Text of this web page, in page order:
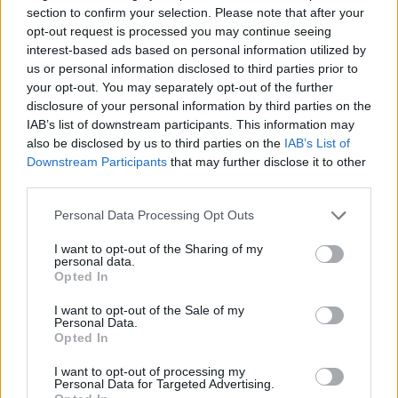
section to confirm your selection. Please note that after your
opt-out request is processed you may continue seeing
interest-based ads based on personal information utilized by
us or personal information disclosed to third parties prior to
your opt-out. You may separately opt-out of the further
disclosure of your personal information by third parties on the
IAB’s list of downstream participants. This information may
also be disclosed by us to third parties on the IAB’s List of
Downstream Participants that may further disclose it to other
Please note that this website/app uses one or more Google
not limited to your visit or usage behaviour. You may click to
grant or deny consent to Google and its third-party tags to
use your data for below specified purposes in below Google
consent section.
Personal Data Processing Opt Outs
I want to opt-out of the Sharing of my
personal data.
Opted In
I want to opt-out of the Sale of my
Personal Data.
Opted In
I want to opt-out of processing my
Personal Data for Targeted Advertising.
contribuent à la sensation de satiété.
Elles constituent une bonne source de fibres,
ce qui ralentit la digestion et procure une
sensation de satiété.
Ils s'intègrent facilement à de nombreux plats
différents.
Choisir des noix de macadamia peut vous aider à
vous sentir rassasié et à atteindre vos objectifs de
perte de poids. C'est un pas vers une alimentation
plus saine.
Amélioration de la santé
intestinale
santé intestinale. Elles sont riches en fibres,
bénéfiques pour le système digestif. Ces fibres